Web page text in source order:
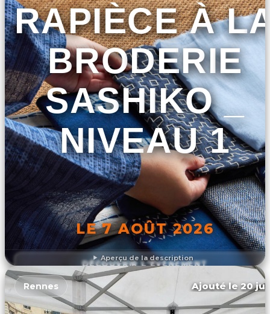
Aperçu de la description
RAPIÈCE À
BRODERIE
SASHIKO _
NIVEAU 1
LE 7 AOÛT 2026
DÉCOUVRIR L'ÉVÉNEMENT
Rennes Ajouté le 20